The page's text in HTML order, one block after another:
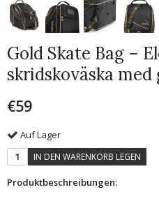
Gold Skate Bag –
skridskoväska
€59
Auf Lager
IN DEN WARENKORB LEGEN
Produktbeschreibungen: